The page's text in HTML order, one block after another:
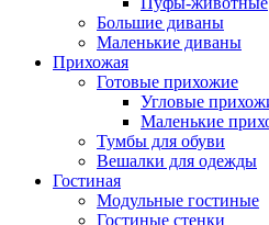
Большие диваны
Маленькие диваны
Прихожая
Готовые прихожие
Угловые
Маленькие
Тумбы для обуви
Вешалки для одежды
Гостиная
Модульные гостиные
Гостиные стенки